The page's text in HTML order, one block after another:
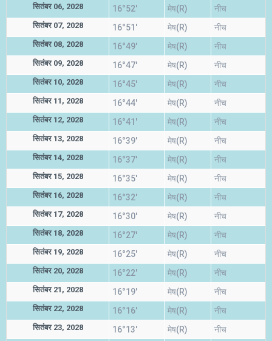
सितंबर 06, 2028 16°52' मेष(R) नीच
सितंबर 07, 2028 16°51' मेष(R) नीच
सितंबर 08, 2028 16°49' मेष(R) नीच
सितंबर 09, 2028 16°47' मेष(R) नीच
सितंबर 10, 2028 16°45' मेष(R) नीच
सितंबर 11, 2028 16°44' मेष(R) नीच
सितंबर 12, 2028 16°41' मेष(R) नीच
सितंबर 13, 2028 16°39' मेष(R) नीच
सितंबर 14, 2028 16°37' मेष(R) नीच
सितंबर 15, 2028 16°35' मेष(R) नीच
सितंबर 16, 2028 16°32' मेष(R) नीच
सितंबर 17, 2028 16°30' मेष(R) नीच
सितंबर 18, 2028 16°27' मेष(R) नीच
सितंबर 19, 2028 16°25' मेष(R) नीच
सितंबर 20, 2028 16°22' मेष(R) नीच
सितंबर 21, 2028 16°19' मेष(R) नीच
सितंबर 22, 2028 16°16' मेष(R) नीच
सितंबर 23, 2028 16°13' मेष(R) नीच